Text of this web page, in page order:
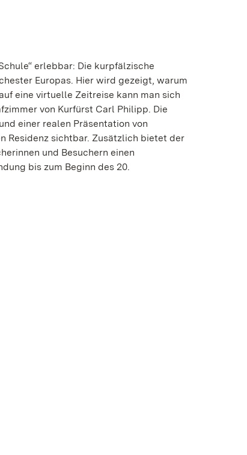
erlebbar: Die kurpfälzische
Europas. Hier wird gezeigt, warum
eine virtuelle Zeitreise kann man sich
von Kurfürst Carl Philipp. Die
einer realen Präsentation von
Residenz sichtbar. Zusätzlich bietet der
und Besuchern einen
bis zum Beginn des 20.